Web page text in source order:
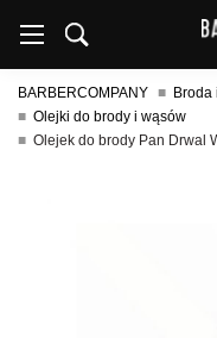
BARBERCOMPANY Broda
Olejki do brody i wąsów
Olejek do brody Pan Drwal